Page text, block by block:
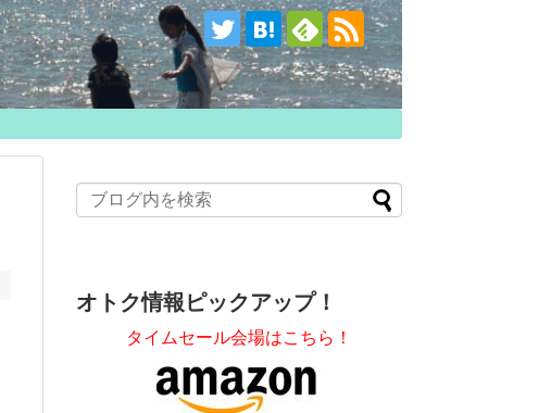
オトク情報ピックアップ！
タイムセール会場はこちら！